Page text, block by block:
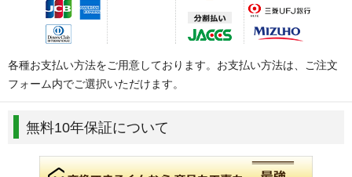
各種お支払い方法をご用意しております。お支払い方法は、ご注文
フォーム内でご選択いただけます。
無料10年保証について